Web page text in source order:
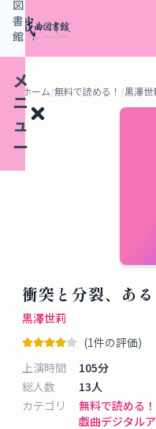
メ
ニ
ュ
ー
デ
ー
ベ
ー
図
書
館
ホーム/無料で読める！ /黒澤世
衝突と分裂、あ
黒澤世莉
(1件の評価)
上演時間
105分
総人数
13人
カテゴリ
無料で読める！
戯曲デジタル